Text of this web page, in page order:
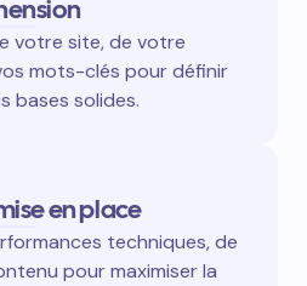
votre site, de votre
mots-clés pour définir
bases solides.
en place
techniques, de
pour maximiser la